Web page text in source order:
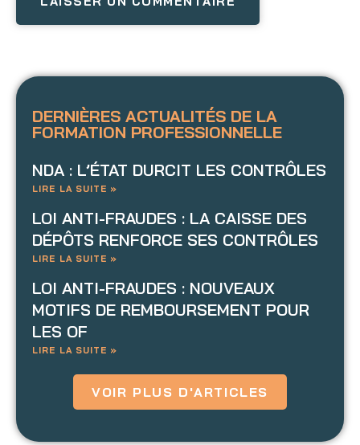
DERNIÈRES ACTUALITÉS DE LA
FORMATION PROFESSIONNELLE
NDA : L’ÉTAT DURCIT LES CONTRÔLES
LIRE LA SUITE »
LOI ANTI-FRAUDES : LA CAISSE DES
DÉPÔTS RENFORCE SES CONTRÔLES
LIRE LA SUITE »
LOI ANTI-FRAUDES : NOUVEAUX
MOTIFS DE REMBOURSEMENT POUR
LES OF
LIRE LA SUITE »
VOIR PLUS D'ARTICLES